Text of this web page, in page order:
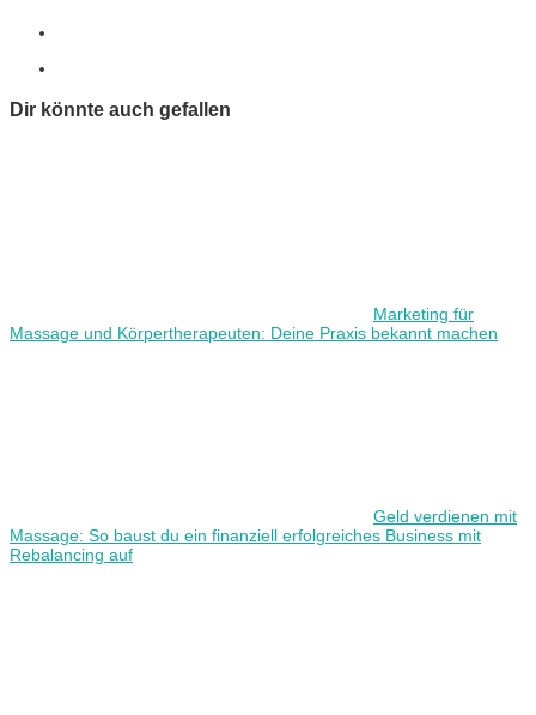
Dir könnte auch gefallen
Marketing für
Massage und Körpertherapeuten: Deine Praxis bekannt machen
Geld verdienen mit
Massage: So baust du ein finanziell erfolgreiches Business mit
Rebalancing auf